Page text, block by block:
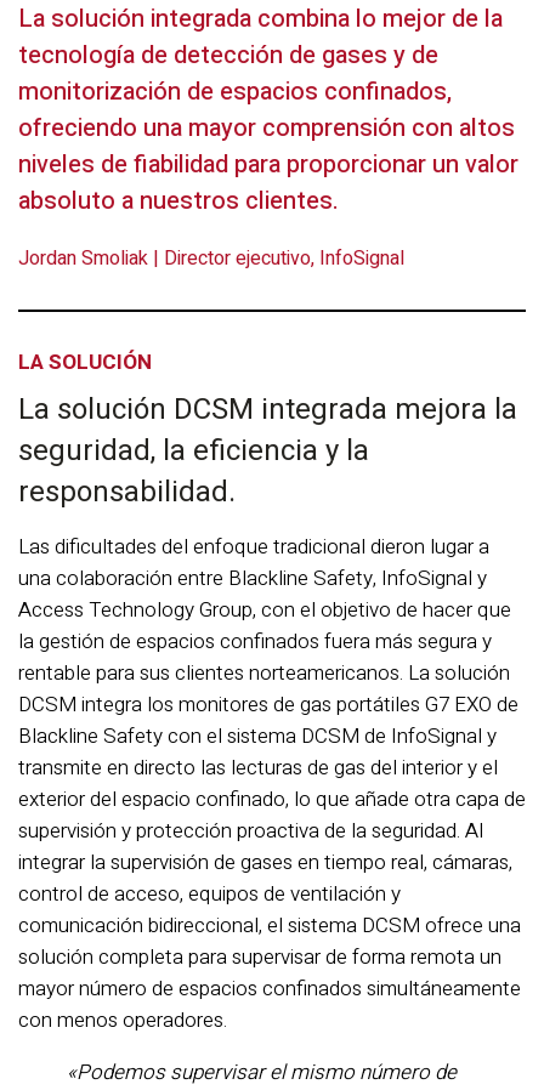
La solución integrada combina lo mejor de la
tecnología de detección de gases y de
monitorización de espacios confinados,
ofreciendo una mayor comprensión con altos
niveles de fiabilidad para proporcionar un valor
absoluto a nuestros clientes.
Jordan Smoliak | Director ejecutivo, InfoSignal
LA SOLUCIÓN
La solución DCSM integrada mejora la
seguridad, la eficiencia y la
responsabilidad.
Las dificultades del enfoque tradicional dieron lugar a
una colaboración entre Blackline Safety, InfoSignal y
Access Technology Group, con el objetivo de hacer que
la gestión de espacios confinados fuera más segura y
rentable para sus clientes norteamericanos. La solución
DCSM integra los monitores de gas portátiles G7 EXO de
Blackline Safety con el sistema DCSM de InfoSignal y
transmite en directo las lecturas de gas del interior y el
exterior del espacio confinado, lo que añade otra capa de
supervisión y protección proactiva de la seguridad. Al
integrar la supervisión de gases en tiempo real, cámaras,
control de acceso, equipos de ventilación y
comunicación bidireccional, el sistema DCSM ofrece una
solución completa para supervisar de forma remota un
mayor número de espacios confinados simultáneamente
con menos operadores.
«Podemos supervisar el mismo número de